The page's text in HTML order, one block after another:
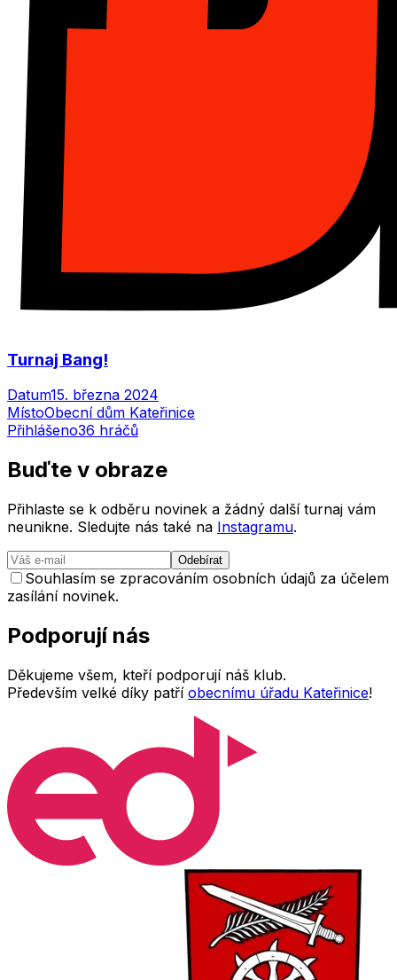
Turnaj Bang!
Datum15. března 2024
MístoObecní dům Kateřinice
Přihlášeno36 hráčů
Buďte v obraze
Přihlaste se k odběru novinek a žádný další turnaj vám
neunikne. Sledujte nás také na Instagramu.
Odebírat
Souhlasím se zpracováním osobních údajů za účelem
zasílání novinek.
Podporují nás
Děkujeme všem, kteří podporují náš klub.
Především velké díky patří obecnímu úřadu Kateřinice!